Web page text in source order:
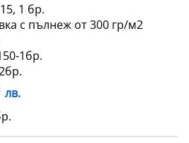
1 бр.
с пълнеж от 300 гр/м2
1бр.
лв.